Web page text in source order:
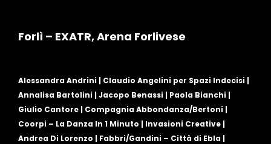
Forlì – EXATR, Arena Forlivese
Alessandra Andrini | Claudio Angelini per Spazi Indecisi |
Annalisa Bartolini | Jacopo Benassi | Paola Bianchi |
Giulio Cantore | Compagnia Abbondanza/Bertoni |
Coorpi – La Danza In 1 Minuto | Invasioni Creative |
Andrea Di Lorenzo | Fabbri/Gandini – Città di Ebla |